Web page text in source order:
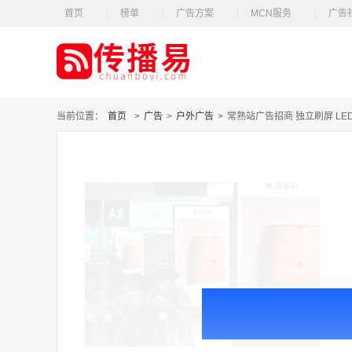
首页 榜单 广告方案 MCN服务 广告
当前位置： 首页 > 广告 > 户外广告 > 常熟站广告招商 独立刷屏